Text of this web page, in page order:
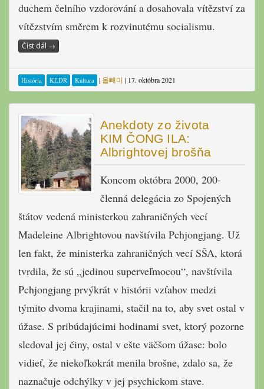
duchem čelního vzdorování a dosahovala vítězství za
vítězstvím směrem k rozvinutému socialismu.
Číst dál →
História KĽDR Kultura | 올빼미 | 17. októbra 2021
Anekdoty zo života
KIM ČONG ILA:
Albrightovej brošňa
Koncom októbra 2000, 200-
členná delegácia zo Spojených
štátov vedená ministerkou zahraničných vecí
Madeleine Albrightovou navštívila Pchjongjang. Už
len fakt, že ministerka zahraničných vecí SŠA, ktorá
tvrdila, že sú „jedinou superveľmocou“, navštívila
Pchjongjang prvýkrát v histórii vzťahov medzi
týmito dvoma krajinami, stačil na to, aby svet ostal v
úžase. S pribúdajúcimi hodinami svet, ktorý pozorne
sledoval jej činy, ostal v ešte väčšom úžase: bolo
vidieť, že niekoľkokrát menila brošne, zdalo sa, že
naznačuje odchýlky v jej psychickom stave.